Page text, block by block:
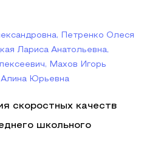
Петренко Олеся
Лариса Анатольевна,
Махов Игорь
Алина Юрьевна
скоростных качеств
школьного